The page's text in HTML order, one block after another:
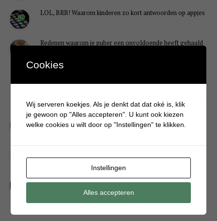
LOL, BRB! Waarom kinderen zo kort antwoorden op appjes
Redenen waarom je puber een onvoldoende heeft gehaald
Simpele DIY: Maak een geurroos van watten
Kerstengel maken van een houten wasknijper
Sneeuwpopkrans maken om bij de voordeur te hangen
Cookies
Wij serveren koekjes. Als je denkt dat dat oké is, klik
je gewoon op "Alles accepteren". U kunt ook kiezen
welke cookies u wilt door op "Instellingen" te klikken.
Instellingen
Alles accepteren